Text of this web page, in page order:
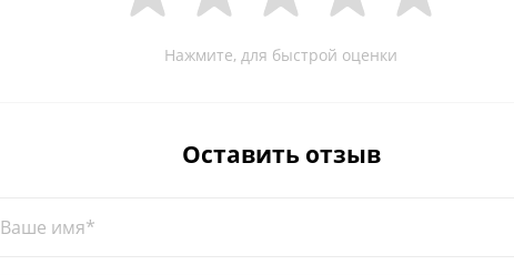
Нажмите, для быстрой оценки
Оставить отзыв
Ваше имя*